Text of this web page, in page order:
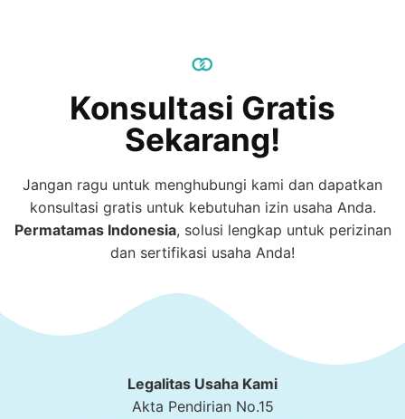
Konsultasi Gratis
Sekarang!
Jangan ragu untuk menghubungi kami dan dapatkan
konsultasi gratis untuk kebutuhan izin usaha Anda.
PermatamasIndonesia, solusi lengkap untuk perizinan
dan sertifikasi usaha Anda!
Legalitas Usaha Kami
Akta Pendirian No.15